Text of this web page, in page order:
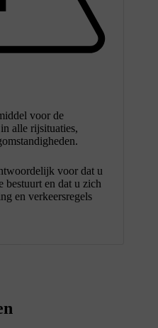
voor de
alle rijsituaties,
voor dat u
bestuurt en dat u zich
en verkeersregels